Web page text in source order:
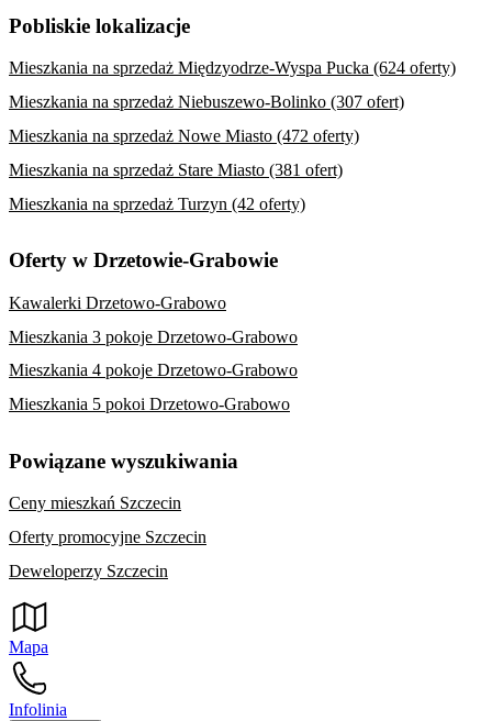
Pobliskie lokalizacje
Mieszkania na sprzedaż Międzyodrze-Wyspa Pucka (624 oferty)
Mieszkania na sprzedaż Niebuszewo-Bolinko (307 ofert)
Mieszkania na sprzedaż Nowe Miasto (472 oferty)
Mieszkania na sprzedaż Stare Miasto (381 ofert)
Mieszkania na sprzedaż Turzyn (42 oferty)
Oferty w Drzetowie-Grabowie
Kawalerki Drzetowo-Grabowo
Mieszkania 3 pokoje Drzetowo-Grabowo
Mieszkania 4 pokoje Drzetowo-Grabowo
Mieszkania 5 pokoi Drzetowo-Grabowo
Powiązane wyszukiwania
Ceny mieszkań Szczecin
Oferty promocyjne Szczecin
Deweloperzy Szczecin
Mapa
Infolinia